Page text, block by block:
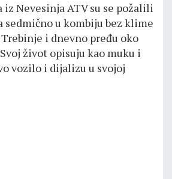
iz Nevesinja ATV su se požalili
u kombiju bez klime
i dnevno pređu oko
život opisuju kao muku i
vozilo i dijalizu u svojoj